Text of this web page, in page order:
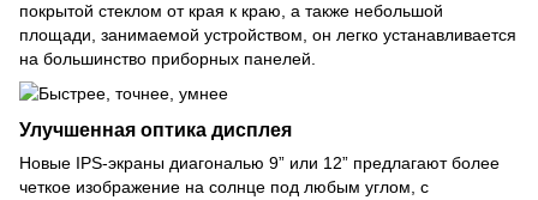
покрытой стеклом от края к краю, а также небольшой
площади, занимаемой устройством, он легко устанавливается
на большинство приборных панелей.
Улучшенная оптика дисплея
Новые IPS-экраны диагональю 9” или 12” предлагают более
четкое изображение на солнце под любым углом, с